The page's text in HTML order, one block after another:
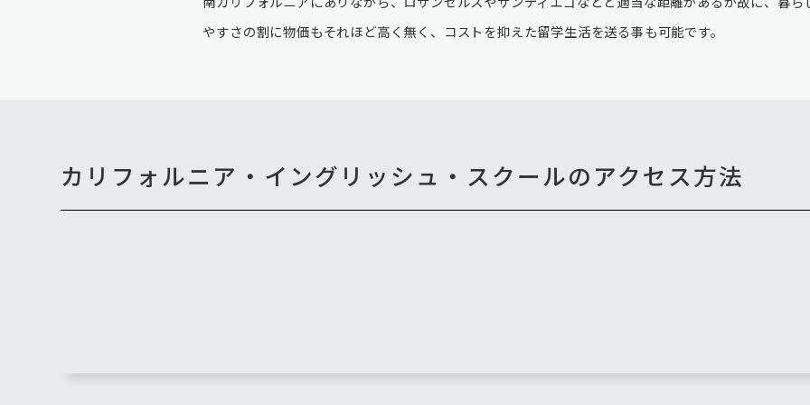
やすさの割に物価もそれほど高く無く、コストを抑えた留学生活を送る事も可能です。
カリフォルニア・イングリッシュ・スクールのアクセス方法